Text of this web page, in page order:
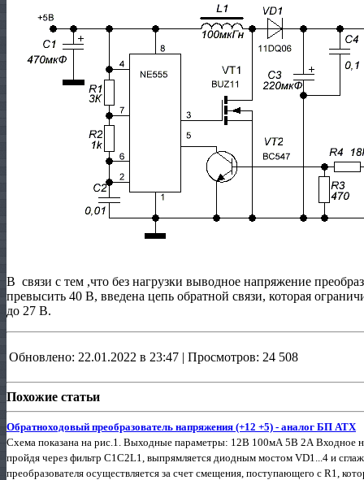
В связи с тем ,что без нагрузки выводное напряжение
превысить 40 В, введена цепь обратной связи, которая
до 27 В.
Обновлено: 22.01.2022 в 23:47 | Просмотров: 24 508
Похожие статьи
Обратноходовый преобразователь напряжения (+12 +5) - аналог БП АТХ
Схема показана на рис.1. Выходные параметры: 12В 100мА 5В 2А Входное
пройдя через фильтр С1С2L1, выпрямляется диодным мостом VD1...4 и
преобразователя осуществляется за счет смещения, поступающего с R1,